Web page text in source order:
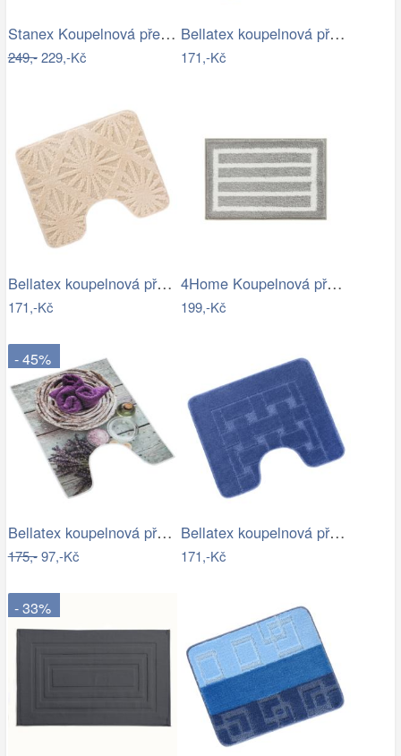
Stanex Koupelnová předložka Mexico…
249,-229,-Kč
Bellatex koupelnová předložka BANY…
171,-Kč
Bellatex koupelnová předložka BANY…
171,-Kč
4Home Koupelnová předložka Grate, 40 x…
199,-Kč
- 45%
Bellatex koupelnová předložka 3D tisk…
175,-97,-Kč
Bellatex koupelnová předložka BANY…
171,-Kč
- 33%